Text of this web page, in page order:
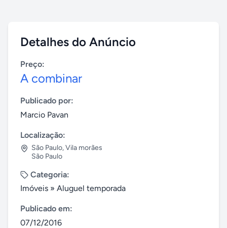
Detalhes do Anúncio
Preço:
A combinar
Publicado por:
Marcio Pavan
Localização:
São Paulo,Vila morães
São Paulo
Categoria:
Imóveis » Aluguel temporada
Publicado em:
07/12/2016